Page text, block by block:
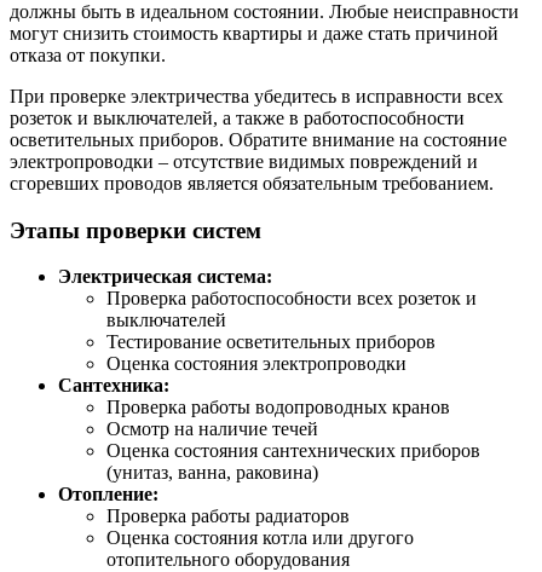
должны быть в идеальном состоянии. Любые неисправности
могут снизить стоимость квартиры и даже стать причиной
отказа от покупки.
При проверке электричества убедитесь в исправности всех
розеток и выключателей, а также в работоспособности
осветительных приборов. Обратите внимание на состояние
электропроводки – отсутствие видимых повреждений и
сгоревших проводов является обязательным требованием.
Этапы проверки систем
Электрическая система:
Проверка работоспособности всех розеток и
выключателей
Тестирование осветительных приборов
Оценка состояния электропроводки
Сантехника:
Проверка работы водопроводных кранов
Осмотр на наличие течей
Оценка состояния сантехнических приборов
(унитаз, ванна, раковина)
Отопление:
Проверка работы радиаторов
Оценка состояния котла или другого
отопительного оборудования